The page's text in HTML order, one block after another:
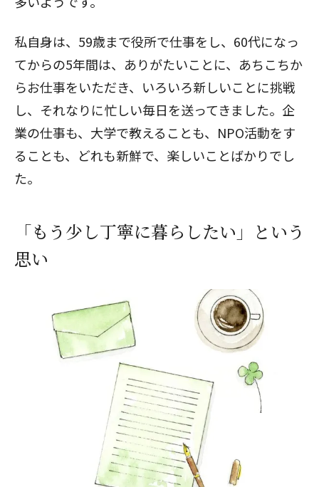
私自身は、59歳まで役所で仕事をし、60代になっ
てからの5年間は、ありがたいことに、あちこちか
らお仕事をいただき、いろいろ新しいことに挑戦
し、それなりに忙しい毎日を送ってきました。企
業の仕事も、大学で教えることも、NPO活動をす
ることも、どれも新鮮で、楽しいことばかりでし
た。
「もう少し丁寧に暮らしたい」という
思い